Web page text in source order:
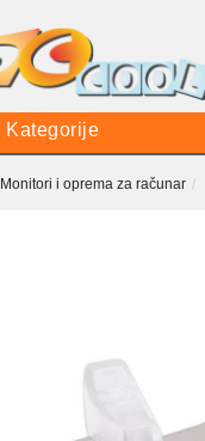
Kategorije
Monitori i oprema za računar